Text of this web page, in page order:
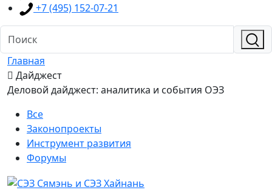
+7 (495) 152-07-21
Главная
Дайджест
Деловой дайджест: аналитика и события ОЭЗ
Все
Законопроекты
Инструмент развития
Форумы